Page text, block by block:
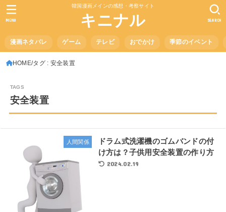
韓国漫画メインの感想・考察サイト
キニナル
漫画ネタバレ ゲーム テレビ おでかけ 季節のイベント
SEARCH
MENU
HOME タグ : 安全装置
安全装置
人間関係
ドラム式洗濯機のゴムバンドの付
け方は？子供用安全装置の作り方
2024.02.19